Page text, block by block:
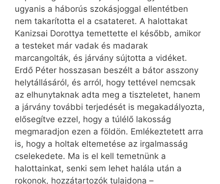
ugyanis a háborús szokásjoggal ellentétben
nem takarította el a csatateret. A halottakat
Kanizsai Dorottya temettette el később, amikor
a testeket már vadak és madarak
marcangolták, és járvány sújtotta a vidéket.
Erdő Péter hosszasan beszélt a bátor asszony
helytállásáról, és arról, hogy tettével nemcsak
az elhunytaknak adta meg a tiszteletet, hanem
a járvány további terjedését is megakadályozta,
elősegítve ezzel, hogy a túlélő lakosság
megmaradjon ezen a földön. Emlékeztetett arra
is, hogy a holtak eltemetése az irgalmasság
cselekedete. Ma is el kell temetnünk a
halottainkat, senki sem lehet halála után a
rokonok, hozzátartozók tulajdona –